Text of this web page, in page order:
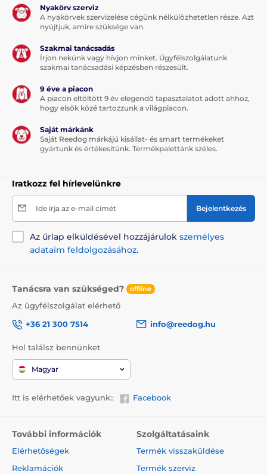
Nyakörv szerviz
A nyakörvek szervizelése cégünk nélkülözhetetlen része. Azt
nyújtjuk, amire szüksége van.
Szakmai tanácsadás
Írjon nekünk vagy hívjon minket. Ügyfélszolgálatunk
szakmai tanácsadási képzésben részesült.
9 éve a piacon
A piacon eltöltött 9 év elegendő tapasztalatot adott ahhoz,
hogy elsők közé tartozzunk a világpiacon.
Saját márkánk
Saját Reedog márkájú kisállat- és smart termékeket
gyártunk és értékesítünk. Termékpalettánk széles.
Iratkozz fel hírlevelünkre
Ide írja az e-mail címét Bejelentkezés
Az űrlap elküldésével hozzájárulok személyes
adataim feldolgozásához.
Tanácsra van szükséged? offline
Az ügyfélszolgálat elérhető
+36 21 300 7514
info@reedog.hu
Hol találsz bennünket
Magyar
Itt is elérhetőek vagyunk:: Facebook
További információk
Elérhetőségek
Reklamációk
Szolgáltatásaink
Termék visszaküldése
Termék szerviz